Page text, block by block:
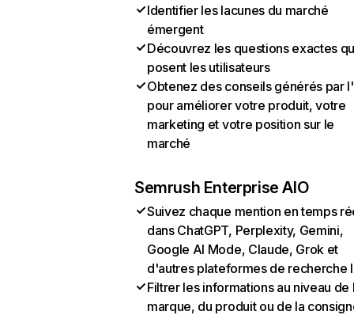
Identifier les lacunes du marché
émergent
Découvrez les questions exactes
posent les utilisateurs
Obtenez des conseils générés par
pour améliorer votre produit, votre
marketing et votre position sur le
marché
Semrush Enterprise AIO
Suivez chaque mention en temps
dans ChatGPT, Perplexity, Gemini,
Google AI Mode, Claude, Grok et
d'autres plateformes de recherche
Filtrer les informations au niveau de
marque, du produit ou de la